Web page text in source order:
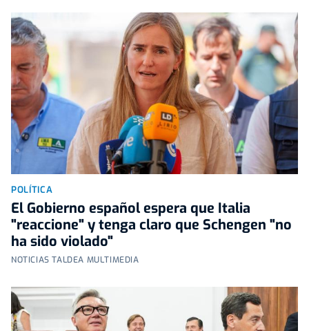
POLÍTICA
El Gobierno español espera que Italia
"reaccione" y tenga claro que Schengen "no
ha sido violado"
NOTICIAS TALDEA MULTIMEDIA